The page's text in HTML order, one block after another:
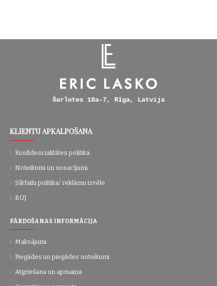
Šarlotes 18a-7, Rīga, Latvija
KLIENTU APKALPOŠANA
Konfidencialitātes politika
Noteikumi un nosacījumi
Sīkfailu politika/ reklāmu izvēle
BUJ
PĀRDOŠANAS INFORMĀCIJA
Maksājumi
Piegādes un piegādes noteikumi
Atgriešana un apmaiņa